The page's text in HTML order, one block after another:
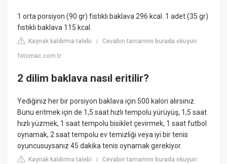
1 orta porsiyon (90 gr) fıstıklı baklava 296 kcal. 1 adet (35 gr)
fıstıklı baklava 115 kcal.
Kaynak kaldırma talebi |Cevabın tamamını burada okuyun:
fotomac.com.tr
2 dilim baklava nasıl eritilir?
Yediğiniz her bir porsiyon baklava için 500 kalori alırsınız.
Bunu eritmek için de 1,5 saat hızlı tempolu yürüyüş, 1,5 saat
hızlı yüzmek, 1 saat tempolu bisiklet çevirmek, 1 saat futbol
oynamak, 2 saat tempolu ev temizliği veya iyi bir tenis
oyuncusuysanız 45 dakika tenis oynamak gerekiyor.
Kaynak kaldırma talebi |Cevabın tamamını burada okuyun: